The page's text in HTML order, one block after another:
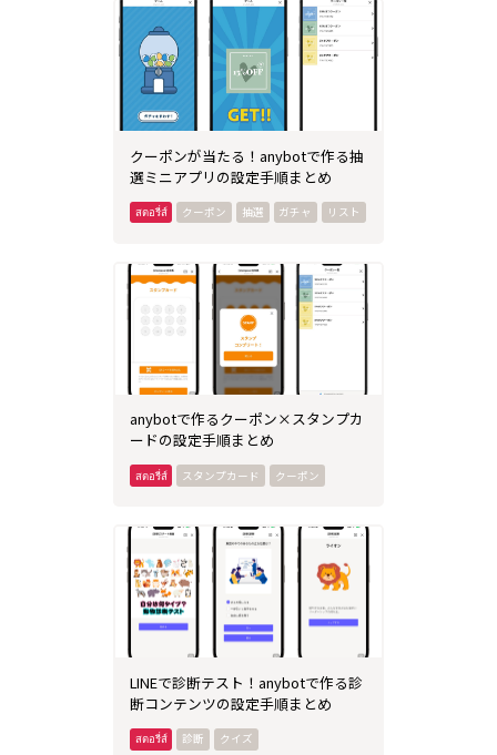
クーポンが当たる！anybotで作る抽
選ミニアプリの設定手順まとめ
クーポン 抽選 ガチャ リスト
anybotで作るクーポン×スタンプカ
ードの設定手順まとめ
スタンプカード クーポン
LINEで診断テスト！anybotで作る診
断コンテンツの設定手順まとめ
診断 クイズ